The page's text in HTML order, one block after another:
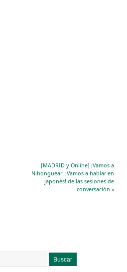
[MADRID y Online] ¡Vamos a
Nihonguear! ¡Vamos a hablar en
japonés! de las sesiones de
conversación »